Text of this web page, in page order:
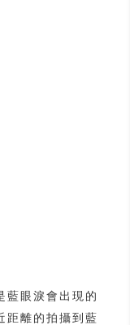
藍眼淚會出現的
距離的拍攝到藍